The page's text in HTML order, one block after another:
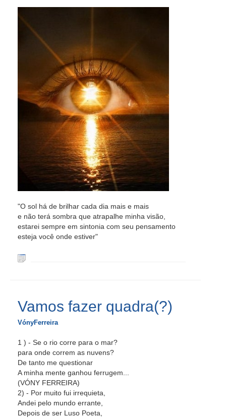
"O sol há de brilhar cada dia mais e mais
e não terá sombra que atrapalhe minha visão,
estarei sempre em sintonia com seu pensamento
esteja você onde estiver"
Vamos fazer quadra(?)
VónyFerreira
1 ) - Se o rio corre para o mar?
para onde correm as nuvens?
De tanto me questionar
A minha mente ganhou ferrugem...
(VÓNY FERREIRA)
2) - Por muito fui irrequieta,
Andei pelo mundo errante,
Depois de ser Luso Poeta,